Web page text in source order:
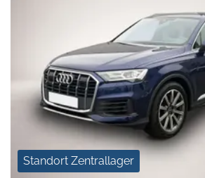
Standort Zentrallager